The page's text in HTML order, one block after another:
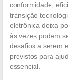
conformidade,
transição
eletrônica deixa
às vezes podem
desafios a serem
previstos para
essencial.